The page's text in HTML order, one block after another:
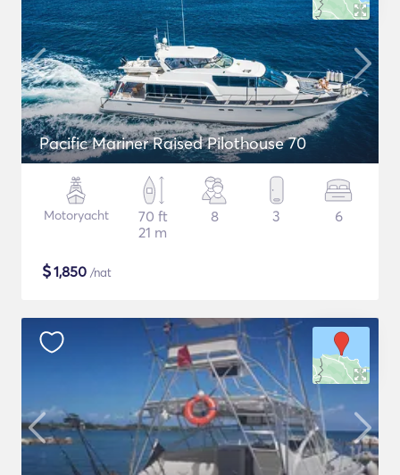
Pacific Mariner Raised Pilothouse 70
Motoryacht
70 ft
21 m
8 3 6
$1,850 /nat